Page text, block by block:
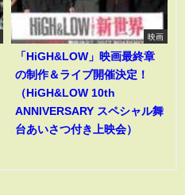
映画
「HiGH&LOW」映画最終章
の制作＆ライブ開催決定！
（HiGH&LOW 10th
ANNIVERSARY スペシャル舞
台あいさつ付き上映会）